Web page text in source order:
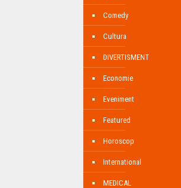
Comedy
Cultura
DIVERTISMENT
Economie
Eveniment
Featured
Horoscop
International
MEDICAL